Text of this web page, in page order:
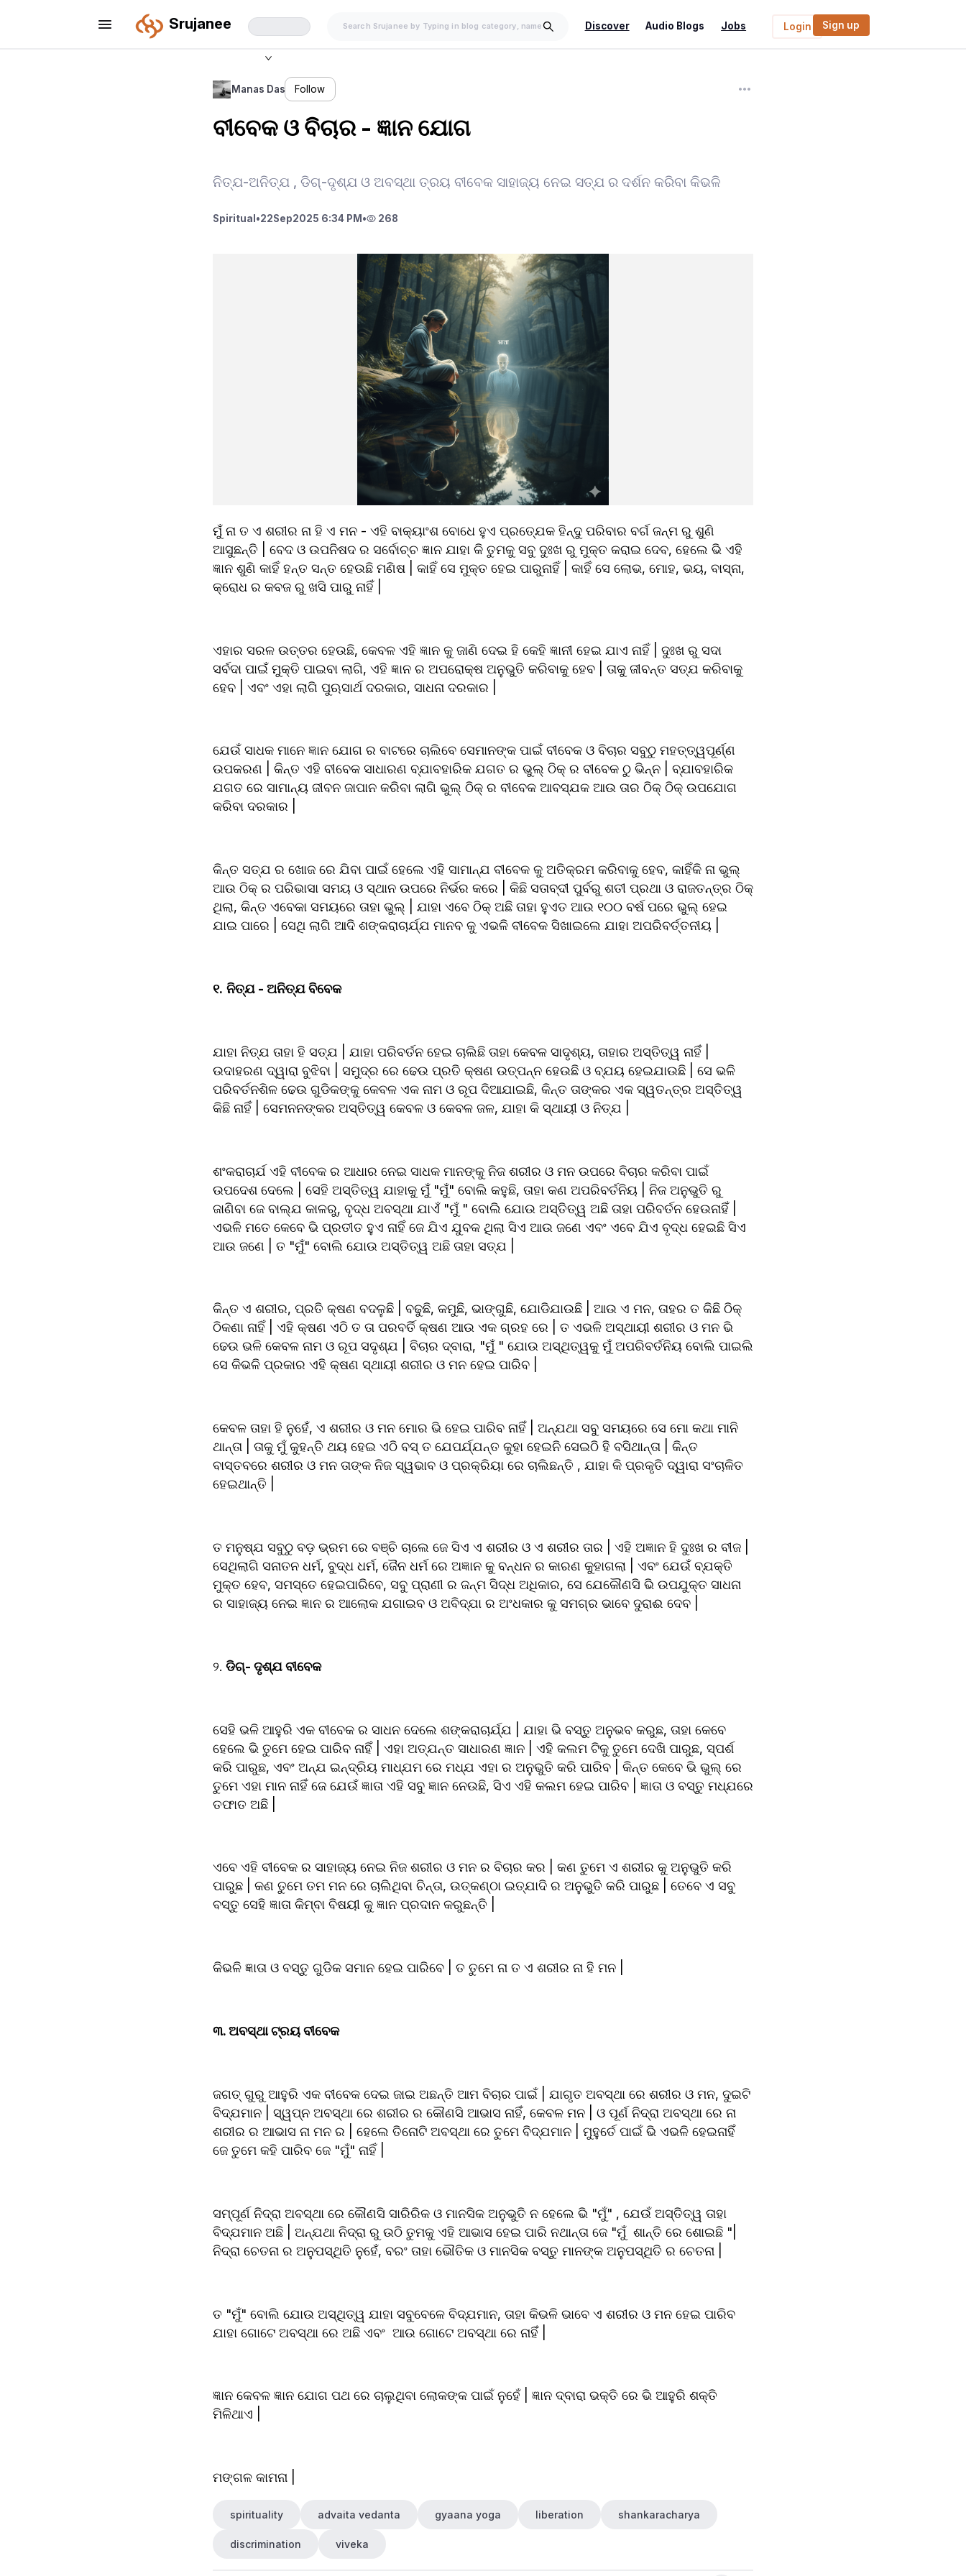
Srujanee Discover Audio Blogs Jobs Login Sign up
Manas Das Follow
ବୀବେକ ଓ ବିଚାର - ଜ୍ଞାନ ଯୋଗ
ନିତ୍ଯ-ଅନିତ୍ଯ , ଡିଗ୍-ଦୃଶ୍ଯ ଓ ଅବସ୍ଥା ତ୍ରୟ ବୀବେକ ସାହାଜ୍ୟ ନେଇ ସତ୍ଯ ର ଦର୍ଶନ କରିବା କିଭଳି
Spiritual •22Sep2025 6:34 PM • 268
ମୁଁ ନା ତ ଏ ଶରୀର ନା ହି ଏ ମନ - ଏହି ବାକ୍ୟାଂଶ ବୋଧେ ହୁଏ ପ୍ରତ୍ଯେକ ହିନ୍ଦୁ ପରିବାର ବର୍ଗ ଜନ୍ମ ରୁ ଶୁଣି
ଆସୁଛନ୍ତି | ବେଦ ଓ ଉପନିଷଦ ର ସର୍ବୋଚ୍ଚ ଜ୍ଞାନ ଯାହା କି ତୁମକୁ ସବୁ ଦୁଃଖ ରୁ ମୁକ୍ତ କରାଇ ଦେବ, ହେଲେ ଭି ଏହି
ଜ୍ଞାନ ଶୁଣି କାହିଁ ହନ୍ତ ସନ୍ତ ହେଉଛି ମଣିଷ | କାହିଁ ସେ ମୁକ୍ତ ହେଇ ପାରୁନାହିଁ | କାହିଁ ସେ ଲୋଭ, ମୋହ, ଭୟ, ବାସ୍ନା,
କ୍ରୋଧ ର କବଜ ରୁ ଖସି ପାରୁ ନାହିଁ |
ଏହାର ସରଳ ଉତ୍ତର ହେଉଛି, କେବଳ ଏହି ଜ୍ଞାନ କୁ ଜାଣି ଦେଇ ହି କେହି ଜ୍ଞାନୀ ହେଇ ଯାଏ ନାହିଁ | ଦୁଃଖ ରୁ ସଦା
ସର୍ବଦା ପାଇଁ ମୁକ୍ତି ପାଇବା ଲାଗି, ଏହି ଜ୍ଞାନ ର ଅପରୋକ୍ଷ ଅନୁଭୁତି କରିବାକୁ ହେବ | ତାକୁ ଜୀବନ୍ତ ସତ୍ଯ କରିବାକୁ
ହେବ | ଏବଂ ଏହା ଲାଗି ପୁଋସାର୍ଥ ଦରକାର, ସାଧନା ଦରକାର |
ଯେଉଁ ସାଧକ ମାନେ ଜ୍ଞାନ ଯୋଗ ର ବାଟରେ ଚାଲିବେ ସେମାନଙ୍କ ପାଇଁ ବୀବେକ ଓ ବିଚାର ସବୁଠୁ ମହତ୍ତ୍ୱପୂର୍ଣ୍ଣ
ଉପକରଣ | କିନ୍ତ ଏହି ବୀବେକ ସାଧାରଣ ବ୍ଯାବହାରିକ ଯଗତ ର ଭୁଲ୍ ଠିକ୍ ର ବୀବେକ ଠୁ ଭିନ୍ନ | ବ୍ଯାବହାରିକ
ଯଗତ ରେ ସାମାନ୍ୟ ଜୀବନ ଜାପାନ କରିବା ଲାଗି ଭୁଲ୍ ଠିକ୍ ର ବୀବେକ ଆବସ୍ଯକ ଆଉ ତାର ଠିକ୍ ଠିକ୍ ଉପଯୋଗ
କରିବା ଦରକାର |
କିନ୍ତ ସତ୍ଯ ର ଖୋଜ ରେ ଯିବା ପାଇଁ ହେଲେ ଏହି ସାମାନ୍ଯ ବୀବେକ କୁ ଅତିକ୍ରମ କରିବାକୁ ହେବ, କାହିଁକି ନା ଭୁଲ୍
ଆଉ ଠିକ୍ ର ପରିଭାସା ସମୟ ଓ ସ୍ଥାନ ଉପରେ ନିର୍ଭର କରେ | କିଛି ସତାବ୍ଦୀ ପୁର୍ବରୁ ଶତୀ ପ୍ରଥା ଓ ରାଜତନ୍ତ୍ର ଠିକ୍
ଥିଲା, କିନ୍ତ ଏବେକା ସମୟରେ ତାହା ଭୁଲ୍ | ଯାହା ଏବେ ଠିକ୍ ଅଛି ତାହା ହୁଏତ ଆଉ ୧୦୦ ବର୍ଷ ପରେ ଭୁଲ୍ ହେଇ
ଯାଇ ପାରେ | ସେଥି ଲାଗି ଆଦି ଶଙ୍କରାଚାର୍ଯ୍ଯ ମାନବ କୁ ଏଭଳି ବୀବେକ ସିଖାଇଲେ ଯାହା ଅପରିବର୍ତ୍ତନୀୟ |
୧. ନିତ୍ଯ - ଅନିତ୍ଯ ବିବେକ
ଯାହା ନିତ୍ଯ ତାହା ହି ସତ୍ଯ | ଯାହା ପରିବର୍ତନ ହେଇ ଚାଲିଛି ତାହା କେବଳ ସାଦୃଶ୍ୟ, ତାହାର ଅସ୍ତିତ୍ୱ ନାହିଁ |
ଉଦାହରଣ ଦ୍ୱାରା ବୁଝିବା | ସମୁଦ୍ର ରେ ଢେଉ ପ୍ରତି କ୍ଷଣ ଉତ୍ପନ୍ନ ହେଉଛି ଓ ବ୍ଯୟ ହେଇଯାଉଛି | ସେ ଭଳି
ପରିବର୍ତନଶିଳ ଢେଉ ଗୁଡିକଙ୍କୁ କେବଳ ଏକ ନାମ ଓ ରୂପ ଦିଆଯାଇଛି, କିନ୍ତ ତାଙ୍କର ଏକ ସ୍ୱତନ୍ତ୍ର ଅସ୍ତିତ୍ୱ
କିଛି ନାହିଁ | ସେମନନଙ୍କର ଅସ୍ତିତ୍ୱ କେବଳ ଓ କେବଳ ଜଳ, ଯାହା କି ସ୍ଥାୟୀ ଓ ନିତ୍ଯ |
ଶଂକରାଚାର୍ଯ ଏହି ବୀବେକ ର ଆଧାର ନେଇ ସାଧକ ମାନଙ୍କୁ ନିଜ ଶରୀର ଓ ମନ ଉପରେ ବିଚାର କରିବା ପାଇଁ
ଉପଦେଶ ଦେଲେ | ସେହି ଅସ୍ତିତ୍ୱ ଯାହାକୁ ମୁଁ "ମୁଁ" ବୋଲି କହୁଛି, ତାହା କଣ ଅପରିବର୍ତନିୟ | ନିଜ ଅନୁଭୁତି ରୁ
ଜାଣିବା ଜେ ବାଲ୍ଯ କାଳରୁ, ବୃଦ୍ଧ ଅବସ୍ଥା ଯାଏଁ "ମୁଁ " ବୋଲି ଯୋଉ ଅସ୍ତିତ୍ୱ ଅଛି ତାହା ପରିବର୍ତନ ହେଉନାହିଁ |
ଏଭଳି ମତେ କେବେ ଭି ପ୍ରତୀତ ହୁଏ ନାହିଁ ଜେ ଯିଏ ଯୁବକ ଥିଲା ସିଏ ଆଉ ଜଣେ ଏବଂ ଏବେ ଯିଏ ବୃଦ୍ଧ ହେଇଛି ସିଏ
ଆଉ ଜଣେ | ତ "ମୁଁ" ବୋଲି ଯୋଉ ଅସ୍ତିତ୍ୱ ଅଛି ତାହା ସତ୍ଯ |
କିନ୍ତ ଏ ଶରୀର, ପ୍ରତି କ୍ଷଣ ବଦଳୁଛି | ବଢୁଛି, କମୁଛି, ଭାଙ୍ଗୁଛି, ଯୋଡିଯାଉଛି | ଆଉ ଏ ମନ, ତାହର ତ କିଛି ଠିକ୍
ଠିକଣା ନାହିଁ | ଏହି କ୍ଷଣ ଏଠି ତ ତା ପରବର୍ତି କ୍ଷଣ ଆଉ ଏକ ଗ୍ରହ ରେ | ତ ଏଭଳି ଅସ୍ଥାୟୀ ଶରୀର ଓ ମନ ଭି
ଢେଉ ଭଳି କେବଳ ନାମ ଓ ରୂପ ସଦୃଶ୍ଯ | ବିଚାର ଦ୍ବାରା, "ମୁଁ " ଯୋଉ ଅସ୍ଥିତ୍ୱକୁ ମୁଁ ଅପରିବର୍ତନିୟ ବୋଲି ପାଇଲି
ସେ କିଭଳି ପ୍ରକାର ଏହି କ୍ଷଣ ସ୍ଥାୟୀ ଶରୀର ଓ ମନ ହେଇ ପାରିବ |
କେବଳ ତାହା ହି ନୁହେଁ, ଏ ଶରୀର ଓ ମନ ମୋର ଭି ହେଇ ପାରିବ ନାହିଁ | ଅନ୍ଯଥା ସବୁ ସମୟରେ ସେ ମୋ କଥା ମାନି
ଥାନ୍ତା | ତାକୁ ମୁଁ କୁହନ୍ତି ଥୟ ହେଇ ଏଠି ବସ୍ ତ ଯେପର୍ଯ୍ଯନ୍ତ କୁହା ହେଇନି ସେଇଠି ହି ବସିଥାନ୍ତା | କିନ୍ତ
ବାସ୍ତବରେ ଶରୀର ଓ ମନ ତାଙ୍କ ନିଜ ସ୍ୱଭାବ ଓ ପ୍ରକ୍ରିୟା ରେ ଚାଲିଛନ୍ତି , ଯାହା କି ପ୍ରକୃତି ଦ୍ୱାରା ସଂଚାଳିତ
ହେଇଥାନ୍ତି |
ତ ମନୁଷ୍ଯ ସବୁଠୁ ବଡ଼ ଭ୍ରମ ରେ ବଞ୍ଚି ଚାଲେ ଜେ ସିଏ ଏ ଶରୀର ଓ ଏ ଶରୀର ତାର | ଏହି ଅଜ୍ଞାନ ହି ଦୁଃଖ ର ବୀଜ |
ସେଥିଲାଗି ସନାତନ ଧର୍ମ, ବୁଦ୍ଧ ଧର୍ମ, ଜୈନ ଧର୍ମ ରେ ଅଜ୍ଞାନ କୁ ବନ୍ଧନ ର କାରଣ କୁହାଗଲା | ଏବଂ ଯେଉଁ ବ୍ଯକ୍ତି
ମୁକ୍ତ ହେବ, ସମସ୍ତେ ହେଇପାରିବେ, ସବୁ ପ୍ରାଣୀ ର ଜନ୍ମ ସିଦ୍ଧ ଅଧିକାର, ସେ ଯେକୌଣସି ଭି ଉପଯୁକ୍ତ ସାଧନା
ର ସାହାଜ୍ୟ ନେଇ ଜ୍ଞାନ ର ଆଲୋକ ଯଗାଇବ ଓ ଅବିଦ୍ଯା ର ଅଂଧକାର କୁ ସମଗ୍ର ଭାବେ ଦୁରାଈ ଦେବ |
୨. ଡିଗ୍- ଦୃଶ୍ଯ ବୀବେକ
ସେହି ଭଳି ଆହୁରି ଏକ ବୀବେକ ର ସାଧନ ଦେଲେ ଶଙ୍କରାଚାର୍ଯ୍ଯ | ଯାହା ଭି ବସ୍ତୁ ଅନୁଭବ କରୁଛ, ତାହା କେବେ
ହେଲେ ଭି ତୁମେ ହେଇ ପାରିବ ନାହିଁ | ଏହା ଅତ୍ଯନ୍ତ ସାଧାରଣ ଜ୍ଞାନ | ଏହି କଲମ ଟିକୁ ତୁମେ ଦେଖି ପାରୁଛ, ସ୍ପର୍ଶ
କରି ପାରୁଛ, ଏବଂ ଅନ୍ଯ ଇନ୍ଦ୍ରିୟ ମାଧ୍ଯମ ରେ ମଧ୍ଯ ଏହା ର ଅନୁଭୁତି କରି ପାରିବ | କିନ୍ତ କେବେ ଭି ଭୁଲ୍ ରେ
ତୁମେ ଏହା ମାନ ନାହିଁ ଜେ ଯେଉଁ ଜ୍ଞାତା ଏହି ସବୁ ଜ୍ଞାନ ନେଉଛି, ସିଏ ଏହି କଲମ ହେଇ ପାରିବ | ଜ୍ଞାତା ଓ ବସ୍ତୁ ମଧ୍ଯରେ
ତଫାତ ଅଛି |
ଏବେ ଏହି ବୀବେକ ର ସାହାଜ୍ୟ ନେଇ ନିଜ ଶରୀର ଓ ମନ ର ବିଚାର କର | କଣ ତୁମେ ଏ ଶରୀର କୁ ଅନୁଭୁତି କରି
ପାରୁଛ | କଣ ତୁମେ ତମ ମନ ରେ ଚାଲିଥିବା ଚିନ୍ତା, ଉତ୍କଣ୍ଠା ଇତ୍ଯାଦି ର ଅନୁଭୁତି କରି ପାରୁଛ | ତେବେ ଏ ସବୁ
ବସ୍ତୁ ସେହି ଜ୍ଞାତା କିମ୍ବା ବିଷୟୀ କୁ ଜ୍ଞାନ ପ୍ରଦାନ କରୁଛନ୍ତି |
କିଭଳି ଜ୍ଞାତା ଓ ବସ୍ତୁ ଗୁଡିକ ସମାନ ହେଇ ପାରିବେ | ତ ତୁମେ ନା ତ ଏ ଶରୀର ନା ହି ମନ |
୩. ଅବସ୍ଥା ଟ୍ରୟ ବୀବେକ
ଜଗତ୍ ଗୁରୁ ଆହୁରି ଏକ ବୀବେକ ଦେଇ ଜାଇ ଅଛନ୍ତି ଆମ ବିଚାର ପାଇଁ | ଯାଗୃତ ଅବସ୍ଥା ରେ ଶରୀର ଓ ମନ, ଦୁଇଟି
ବିଦ୍ଯମାନ | ସ୍ୱପ୍ନ ଅବସ୍ଥା ରେ ଶରୀର ର କୌଣସି ଆଭାସ ନାହିଁ, କେବଳ ମନ | ଓ ପୂର୍ଣ ନିଦ୍ରା ଅବସ୍ଥା ରେ ନା
ଶରୀର ର ଆଭାସ ନା ମନ ର | ହେଲେ ତିନୋଟି ଅବସ୍ଥା ରେ ତୁମେ ବିଦ୍ଯମାନ | ମୁହୁର୍ତେ ପାଇଁ ଭି ଏଭଳି ହେଇନାହିଁ
ଜେ ତୁମେ କହି ପାରିବ ଜେ "ମୁଁ" ନାହିଁ |
ସମ୍ପୂର୍ଣ ନିଦ୍ରା ଅବସ୍ଥା ରେ କୌଣସି ସାରିରିକ ଓ ମାନସିକ ଅନୁଭୁତି ନ ହେଲେ ଭି "ମୁଁ" , ଯେଉଁ ଅସ୍ତିତ୍ୱ ତାହା
ବିଦ୍ଯମାନ ଅଛି | ଅନ୍ଯଥା ନିଦ୍ରା ରୁ ଉଠି ତୁମକୁ ଏହି ଆଭାସ ହେଇ ପାରି ନଥାନ୍ତା ଜେ "ମୁଁ  ଶାନ୍ତି ରେ ଶୋଇଛି "|
ନିଦ୍ରା ଚେତନା ର ଅନୁପସ୍ଥିତି ନୁହେଁ, ବରଂ ତାହା ଭୌତିକ ଓ ମାନସିକ ବସ୍ତୁ ମାନଙ୍କ ଅନୁପସ୍ଥିତି ର ଚେତନା |
ତ "ମୁଁ" ବୋଲି ଯୋଉ ଅସ୍ଥିତ୍ୱ ଯାହା ସବୁବେଳେ ବିଦ୍ଯମାନ, ତାହା କିଭଳି ଭାବେ ଏ ଶରୀର ଓ ମନ ହେଇ ପାରିବ
ଯାହା ଗୋଟେ ଅବସ୍ଥା ରେ ଅଛି ଏବଂ  ଆଉ ଗୋଟେ ଅବସ୍ଥା ରେ ନାହିଁ |
ଜ୍ଞାନ କେବଳ ଜ୍ଞାନ ଯୋଗ ପଥ ରେ ଚାଲୁଥିବା ଲୋକଙ୍କ ପାଇଁ ନୁହେଁ | ଜ୍ଞାନ ଦ୍ବାରା ଭକ୍ତି ରେ ଭି ଆହୁରି ଶକ୍ତି
ମିଳିଥାଏ |
ମଙ୍ଗଳ କାମନା |
spirituality advaita vedanta gyaana yoga liberation shankaracharya
discrimination viveka